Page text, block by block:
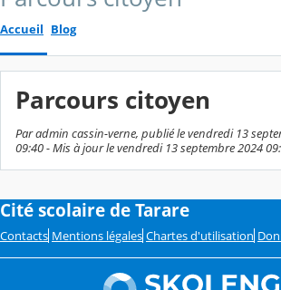
Accueil Blog
Parcours citoyen
Par admin cassin-verne, publié le vendredi 13
09:40 - Mis à jour le vendredi 13 septembre 2024
Cité scolaire de Tarare
Contacts Mentions légales Chartes d'utilisation